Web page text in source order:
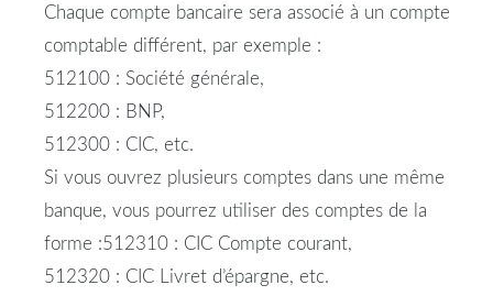
Chaque compte bancaire sera associé à un compte
comptable différent, par exemple :
512100 : Société générale,
512200 : BNP,
512300 : CIC, etc.
Si vous ouvrez plusieurs comptes dans une même
banque, vous pourrez utiliser des comptes de la
forme :512310 : CIC Compte courant,
512320 : CIC Livret d’épargne, etc.